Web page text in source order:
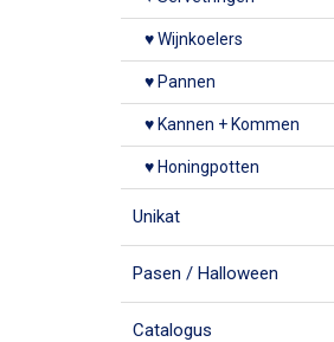
♥ Wijnkoelers
♥ Pannen
♥ Kannen + Kommen
♥ Honingpotten
Unikat
Pasen / Halloween
Catalogus